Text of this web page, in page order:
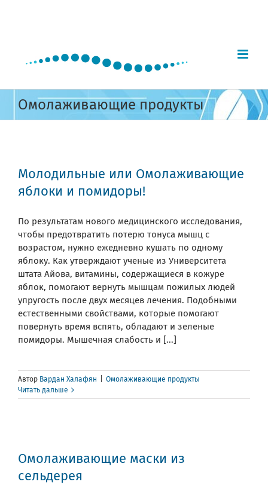
Омолаживающие продукты
Молодильные или Омолаживающие
яблоки и помидоры!
По результатам нового медицинского исследования,
чтобы предотвратить потерю тонуса мышц с
возрастом, нужно ежедневно кушать по одному
яблоку. Как утверждают ученые из Университета
штата Айова, витамины, содержащиеся в кожуре
яблок, помогают вернуть мышцам пожилых людей
упругость после двух месяцев лечения. Подобными
естественными свойствами, которые помогают
повернуть время вспять, обладают и зеленые
помидоры. Мышечная слабость и [...]
Автор Вардан Халафян
Омолаживающие продукты
Читать дальше
Омолаживающие маски из
сельдерея